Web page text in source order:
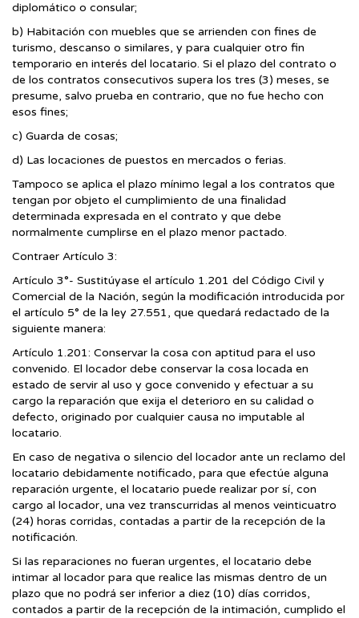
diplomático o consular;
b) Habitación con muebles que se arrienden con fines de
turismo, descanso o similares, y para cualquier otro fin
temporario en interés del locatario. Si el plazo del contrato o
de los contratos consecutivos supera los tres (3) meses, se
presume, salvo prueba en contrario, que no fue hecho con
esos fines;
c) Guarda de cosas;
d) Las locaciones de puestos en mercados o ferias.
Tampoco se aplica el plazo mínimo legal a los contratos que
tengan por objeto el cumplimiento de una finalidad
determinada expresada en el contrato y que debe
normalmente cumplirse en el plazo menor pactado.
Contraer Artículo 3:
Artículo 3°- Sustitúyase el artículo 1.201 del Código Civil y
Comercial de la Nación, según la modificación introducida por
el artículo 5° de la ley 27.551, que quedará redactado de la
siguiente manera:
Artículo 1.201: Conservar la cosa con aptitud para el uso
convenido. El locador debe conservar la cosa locada en
estado de servir al uso y goce convenido y efectuar a su
cargo la reparación que exija el deterioro en su calidad o
defecto, originado por cualquier causa no imputable al
locatario.
En caso de negativa o silencio del locador ante un reclamo del
locatario debidamente notificado, para que efectúe alguna
reparación urgente, el locatario puede realizar por sí, con
cargo al locador, una vez transcurridas al menos veinticuatro
(24) horas corridas, contadas a partir de la recepción de la
notificación.
Si las reparaciones no fueran urgentes, el locatario debe
intimar al locador para que realice las mismas dentro de un
plazo que no podrá ser inferior a diez (10) días corridos,
contados a partir de la recepción de la intimación, cumplido el